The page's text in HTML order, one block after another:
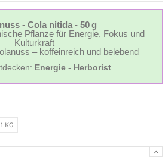
- Cola nitida - 50 g
Pflanze für Energie, Fokus und
Kulturkraft
– koffeinreich und belebend
Energie- Herborist
1 KG